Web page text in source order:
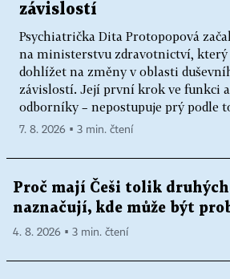
závislostí
Psychiatrička Dita Protopopová
na ministerstvu zdravotnictví, který
dohlížet na změny v oblasti
závislostí. Její první krok ve funkci
odborníky – nepostupuje prý podle
7. 8. 2026 ▪ 3 min. čtení
Proč mají Češi tolik
naznačují, kde může být
4. 8. 2026 ▪ 3 min. čtení